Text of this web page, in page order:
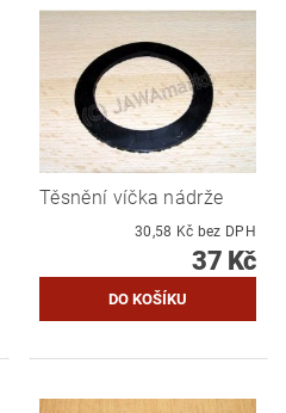
Těsnění víčka nádrže
30,58 Kč bez DPH
37 Kč